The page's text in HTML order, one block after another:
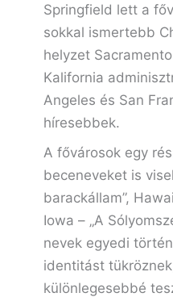
Springfield lett a
sokkal ismertebb
helyzet
Kalifornia
Angeles és San
híresebbek.
A fővárosok egy
beceneveket is
barackállam”,
Iowa – „A
nevek egyedi
identitást
különlegesebbé